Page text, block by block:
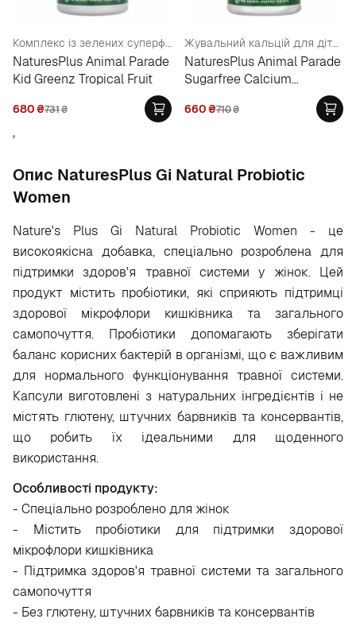
Комплекс із зелених суперфудів для дітей, тропічні фрукти
NaturesPlus Animal Parade
Kid Greenz Tropical Fruit
680₴731₴
Жувальний кальцій для дітей, без цукру
NaturesPlus Animal Parade
Sugarfree Calcium
660₴710₴
Опис NaturesPlus Gi Natural Probiotic
Women
Nature's Plus Gi Natural Probiotic Women - це
високоякісна добавка, спеціально розроблена для
підтримки здоров'я травної системи у жінок. Цей
продукт містить пробіотики, які сприяють підтримці
здорової мікрофлори кишківника та загального
самопочуття. Пробіотики допомагають зберігати
баланс корисних бактерій в організмі, що є важливим
для нормального функціонування травної системи.
Капсули виготовлені з натуральних інгредієнтів і не
містять глютену, штучних барвників та консервантів,
що робить їх ідеальними для щоденного
використання.
Особливості продукту:
- Спеціально розроблено для жінок
- Містить пробіотики для підтримки здорової
мікрофлори кишківника
- Підтримка здоров'я травної системи та загального
самопочуття
- Без глютену, штучних барвників та консервантів